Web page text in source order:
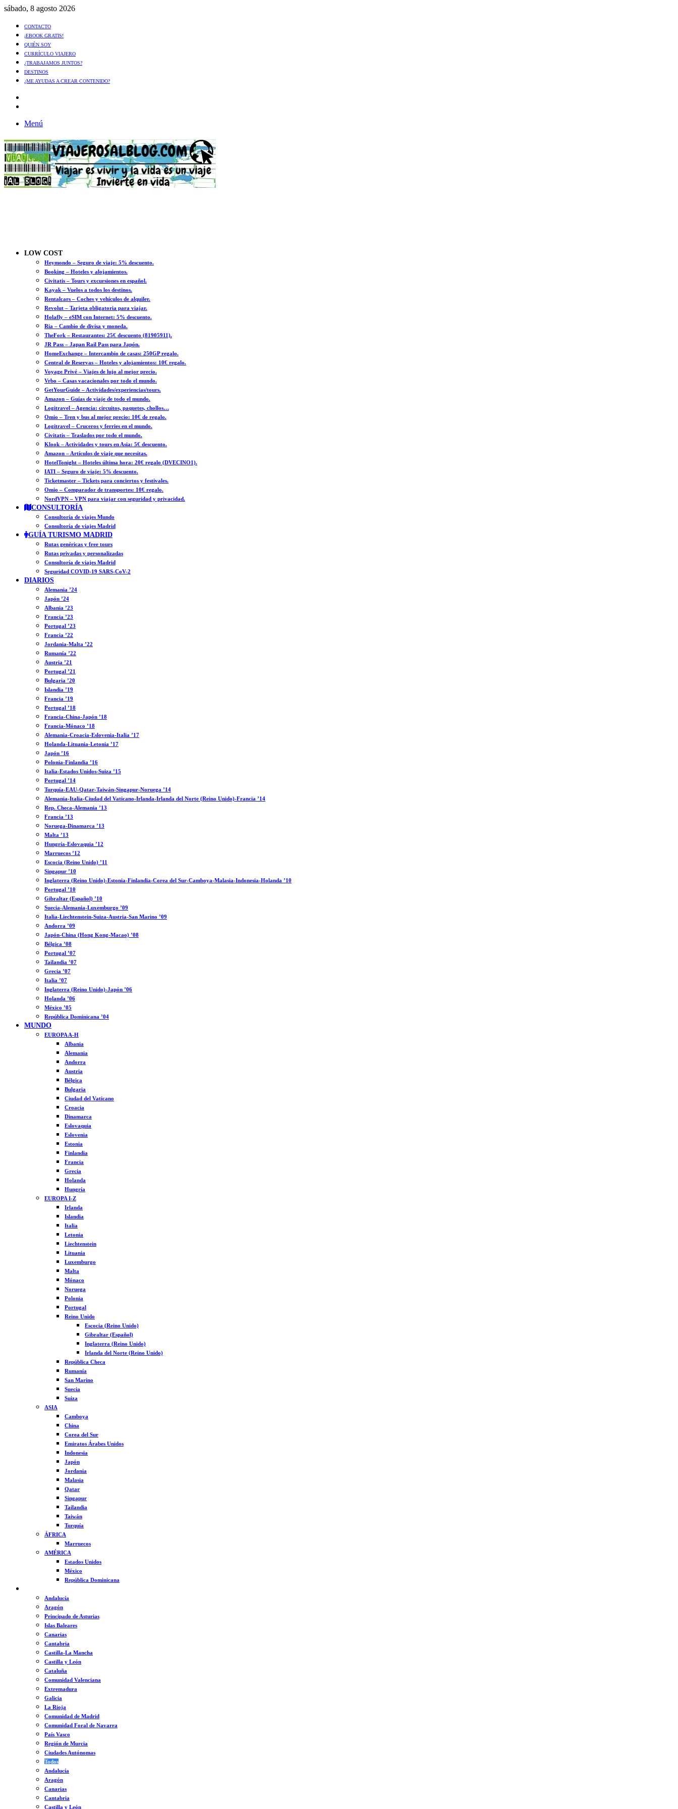
sábado, 8 agosto 2026
CONTACTO
¡EBOOK GRATIS!
QUIÉN SOY
CURRÍCULO VIAJERO
¿TRABAJAMOS JUNTOS?
DESTINOS
¿ME AYUDAS A CREAR CONTENIDO?
Menú
LOW COST
Heymondo – Seguro de viaje: 5% descuento.
Booking – Hoteles y alojamientos.
Civitatis – Tours y excursiones en español.
Kayak – Vuelos a todos los destinos.
Rentalcars – Coches y vehículos de alquiler.
Revolut – Tarjeta obligatoria para viajar.
Holafly – eSIM con Internet: 5% descuento.
Ria – Cambio de divisa y moneda.
TheFork – Restaurantes: 25€ descuento (81905911).
JR Pass – Japan Rail Pass para Japón.
HomeExchange – Intercambio de casas: 250GP regalo.
Central de Reservas – Hoteles y alojamientos: 10€ regalo.
Voyage Privé – Viajes de lujo al mejor precio.
Vrbo – Casas vacacionales por todo el mundo.
GetYourGuide – Actividades/experiencias/tours.
Amazon – Guías de viaje de todo el mundo.
Logitravel – Agencia: circuitos, paquetes, chollos…
Omio – Tren y bus al mejor precio: 10€ de regalo.
Logitravel – Cruceros y ferries en el mundo.
Civitatis – Traslados por todo el mundo.
Klook – Actividades y tours en Asia: 5€ descuento.
Amazon – Artículos de viaje que necesitas.
HotelTonight – Hoteles última hora: 20€ regalo (DVECINO1).
IATI – Seguro de viaje: 5% descuento.
Ticketmaster – Tickets para conciertos y festivales.
Omio – Comparador de transportes: 10€ regalo.
NordVPN – VPN para viajar con seguridad y privacidad.
CONSULTORÍA
Consultoría de viajes Mundo
Consultoría de viajes Madrid
GUÍA TURISMO MADRID
Rutas genéricas y free tours
Rutas privadas y personalizadas
Consultoría de viajes Madrid
Seguridad COVID-19 SARS-CoV-2
DIARIOS
Alemania ’24
Japón ’24
Albania ’23
Francia ’23
Portugal ’23
Francia ’22
Jordania-Malta ’22
Rumanía ’22
Austria ’21
Portugal ’21
Bulgaria ’20
Islandia ’19
Francia ’19
Portugal ’18
Francia-China-Japón ’18
Francia-Mónaco ’18
Alemania-Croacia-Eslovenia-Italia ’17
Holanda-Lituania-Letonia ’17
Japón ’16
Polonia-Finlandia ’16
Italia-Estados Unidos-Suiza ’15
Portugal ’14
Turquía-EAU-Qatar-Taiwán-Singapur-Noruega ’14
Alemania-Italia-Ciudad del Vaticano-Irlanda-Irlanda del Norte (Reino Unido)-Francia ’14
Rep. Checa-Alemania ’13
Francia ’13
Noruega-Dinamarca ’13
Malta ’13
Hungría-Eslovaquia ’12
Marruecos ’12
Escocia (Reino Unido) ’11
Singapur ’10
Inglaterra (Reino Unido)-Estonia-Finlandia-Corea del Sur-Camboya-Malasia-Indonesia-Holanda ’10
Portugal ’10
Gibraltar (Español) ’10
Suecia-Alemania-Luxemburgo ’09
Italia-Liechtenstein-Suiza-Austria-San Marino ’09
Andorra ’09
Japón-China (Hong Kong-Macao) ’08
Bélgica ’08
Portugal ’07
Tailandia ’07
Grecia ’07
Italia ’07
Inglaterra (Reino Unido)-Japón ’06
Holanda ’06
México ’05
República Dominicana ’04
MUNDO
EUROPA A-H
Albania
Alemania
Andorra
Austria
Bélgica
Bulgaria
Ciudad del Vaticano
Croacia
Dinamarca
Eslovaquia
Eslovenia
Estonia
Finlandia
Francia
Grecia
Holanda
Hungría
EUROPA I-Z
Irlanda
Islandia
Italia
Letonia
Liechtenstein
Lituania
Luxemburgo
Malta
Mónaco
Noruega
Polonia
Portugal
Reino Unido
Escocia (Reino Unido)
Gibraltar (Español)
Inglaterra (Reino Unido)
Irlanda del Norte (Reino Unido)
República Checa
Rumanía
San Marino
Suecia
Suiza
ASIA
Camboya
China
Corea del Sur
Emiratos Árabes Unidos
Indonesia
Japón
Jordania
Malasia
Qatar
Singapur
Tailandia
Taiwán
Turquía
ÁFRICA
Marruecos
AMÉRICA
Estados Unidos
México
República Dominicana
Andalucía
Aragón
Principado de Asturias
Islas Baleares
Canarias
Cantabria
Castilla-La Mancha
Castilla y León
Cataluña
Comunidad Valenciana
Extremadura
Galicia
La Rioja
Comunidad de Madrid
Comunidad Foral de Navarra
País Vasco
Región de Murcia
Ciudades Autónomas
Todos
Andalucía
Aragón
Canarias
Cantabria
Castilla y León